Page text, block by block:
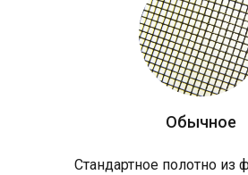
Обычное
Стандартное полотно из